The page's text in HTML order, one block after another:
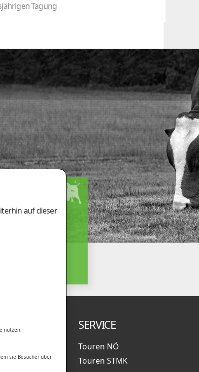
auf dieser
nutzen.
sie Besucher über
Tagung
6
SERVICE
Touren NÖ
Touren STMK